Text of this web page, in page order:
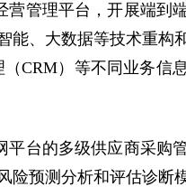
管理平台，开展端到
能、大数据等技术重构
CRM）等不同业务信
台的多级供应商采购
险预测分析和评估诊断